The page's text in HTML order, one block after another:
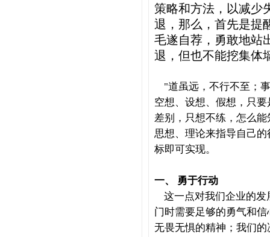
策略和方法，以减少
退，那么，首先是提
毛遂自荐，勇敢地站
退，但也不能挖集体
"道虽远，不行不至；
空想、设想、假想，只
差别，只想不练，怎么
思想、理论来指导自己
标即可实现。
一、
勇于行动
这一点对我们企业的
门时需要足够的勇气和
无畏无惧的精神；我们